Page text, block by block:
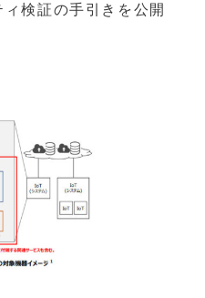
検証の手引きを公開